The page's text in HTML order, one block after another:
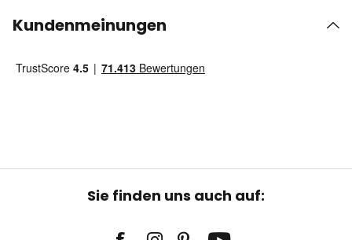
Kundenmeinungen
Sie finden uns auch auf: